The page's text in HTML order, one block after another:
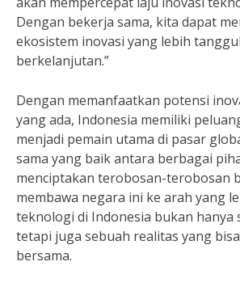
Dengan bekerja sama, kita dapat
ekosistem inovasi yang lebih
berkelanjutan.”
Dengan memanfaatkan potensi
yang ada, Indonesia memiliki
menjadi pemain utama di pasar
sama yang baik antara berbagai
menciptakan terobosan-terobosan
membawa negara ini ke arah yang
teknologi di Indonesia bukan hanya
tetapi juga sebuah realitas yang
bersama.